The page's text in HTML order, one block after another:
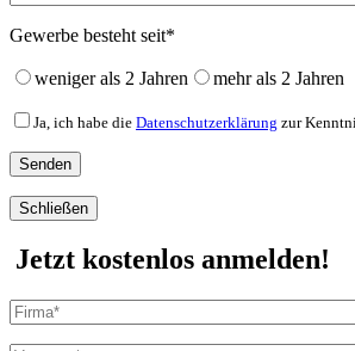
Gewerbe besteht seit*
weniger als 2 Jahren mehr als 2 Jahren
Ja, ich habe die Datenschutzerklärung zur
Schließen
Jetzt kostenlos anmelden!